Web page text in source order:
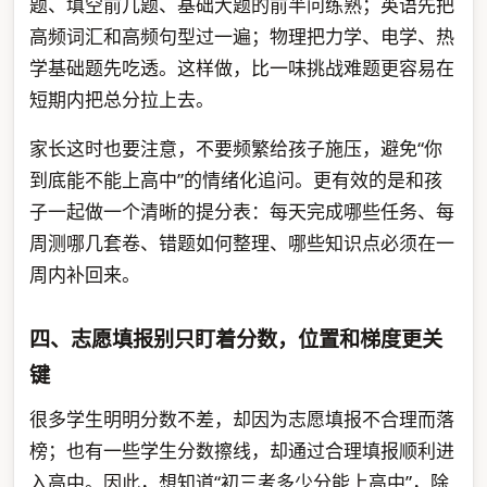
高频词汇和高频句型过一遍；物理把力学、电学、热
学基础题先吃透。这样做，比一味挑战难题更容易在
短期内把总分拉上去。
家长这时也要注意，不要频繁给孩子施压，避免“你
到底能不能上高中”的情绪化追问。更有效的是和孩
子一起做一个清晰的提分表：每天完成哪些任务、每
周测哪几套卷、错题如何整理、哪些知识点必须在一
周内补回来。
四、志愿填报别只盯着分数，位置和梯度更关
键
很多学生明明分数不差，却因为志愿填报不合理而落
榜；也有一些学生分数擦线，却通过合理填报顺利进